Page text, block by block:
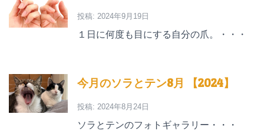
投稿: 2024年9月19日
１日に何度も目にする自分の爪。・・・
今月のソラとテン8月 【2024】
投稿: 2024年8月24日
ソラとテンのフォトギャラリー・・・